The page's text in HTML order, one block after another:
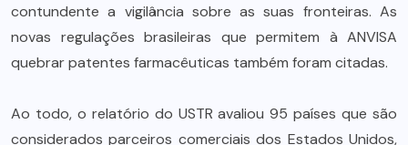
contundente a vigilância sobre as suas fronteiras. As
novas regulações brasileiras que permitem à ANVISA
quebrar patentes farmacêuticas também foram citadas.
Ao todo, o relatório do USTR avaliou 95 países que são
considerados parceiros comerciais dos Estados Unidos,